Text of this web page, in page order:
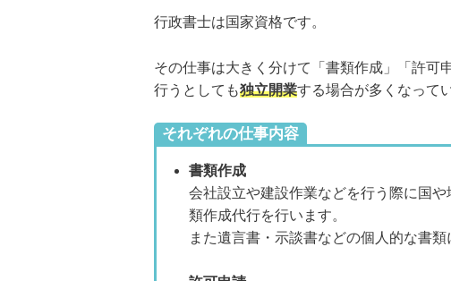
行政書士は国家資格です。
その仕事は大きく分けて「書類作成」「許可
行うとしても独立開業する場合が多くなって
それぞれの仕事内容
書類作成
会社設立や建設作業などを行う際に国
類作成代行を行います。
また遺言書・示談書などの個人的な書